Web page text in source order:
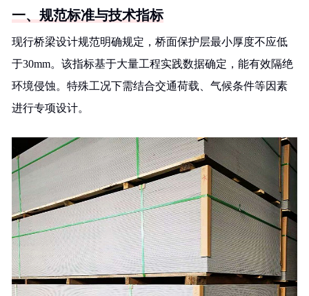
一、规范标准与技术指标
现行桥梁设计规范明确规定，桥面保护层最小厚度不应低
于30mm。该指标基于大量工程实践数据确定，能有效隔绝
环境侵蚀。特殊工况下需结合交通荷载、气候条件等因素
进行专项设计。